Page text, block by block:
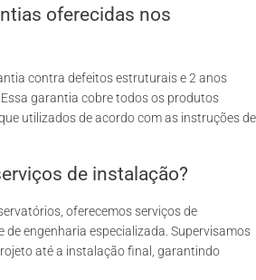
oferecidas nos
contra defeitos estruturais e 2 anos
garantia cobre todos os produtos
utilizados de acordo com as instruções de
de instalação?
oferecemos serviços de
de engenharia especializada. Supervisamos
até a instalação final, garantindo